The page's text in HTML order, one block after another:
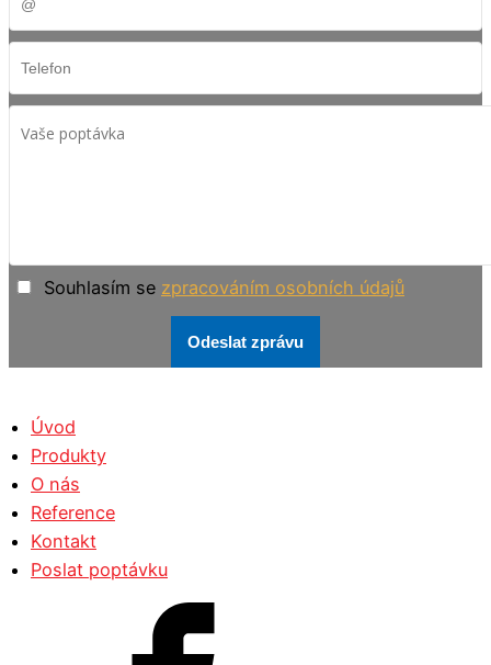
Souhlasím se zpracováním osobních údajů
Odeslat zprávu
Úvod
Produkty
O nás
Reference
Kontakt
Poslat poptávku